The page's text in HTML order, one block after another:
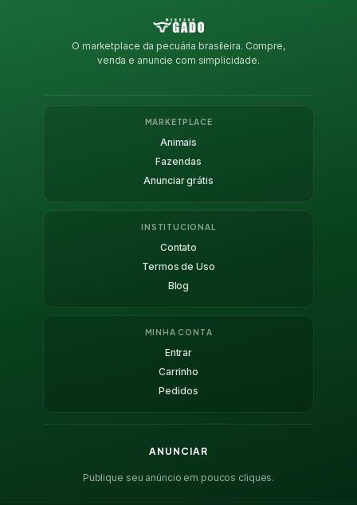
O marketplace da pecuária brasileira. Compre,
venda e anuncie com simplicidade.
MARKETPLACE
Animais
Fazendas
Anunciar grátis
INSTITUCIONAL
Contato
Termos de Uso
Blog
MINHA CONTA
Entrar
Carrinho
Pedidos
ANUNCIAR
Publique seu anúncio em poucos cliques.